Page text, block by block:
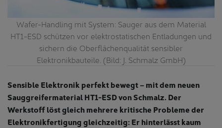
Wafer-Handling mit System: Sauger aus dem Material
HT1-ESD schützen vor elektrostatischen Entladungen und
sichern die Oberflächenqualität sensibler
Elektronikbauteile. (Bild: J. Schmalz GmbH)
Sensible Elektronik perfekt bewegt – mit dem neuen
Sauggreifermaterial HT1-ESD von Schmalz. Der
Werkstoff löst gleich mehrere kritische Probleme der
Elektronikfertigung gleichzeitig: Er hinterlässt kaum